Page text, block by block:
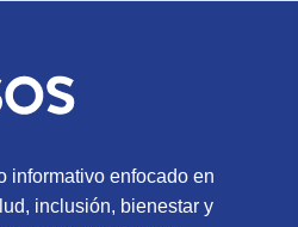
informativo enfocado en
inclusión, bienestar y